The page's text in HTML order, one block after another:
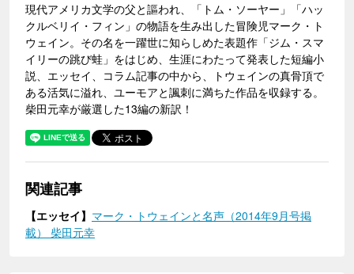
現代アメリカ文学の父と謳われ、「トム・ソーヤー」「ハッ
クルベリイ・フィン」の物語を生み出した冒険児マーク・ト
ウェイン。その名を一躍世に知らしめた表題作「ジム・スマ
イリーの跳び蛙」をはじめ、生涯にわたって発表した短編小
説、エッセイ、コラム記事の中から、トウェインの真骨頂で
ある活気に溢れ、ユーモアと諷刺に満ちた作品を収録する。
柴田元幸が厳選した13編の新訳！
関連記事
【エッセイ】 マーク・トウェインと名声（2014年9月号掲
載） 柴田元幸